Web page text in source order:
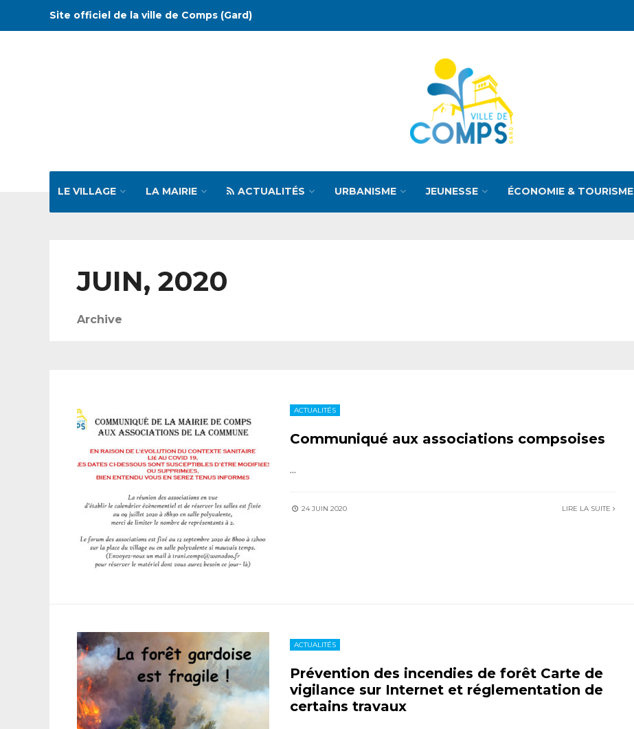
Site officiel de la ville de Comps (Gard)
LE VILLAGE LA MAIRIE ACTUALITÉS URBANISME JEUNESSE ÉCONOMIE & TOURISME
JUIN, 2020
Archive
ACTUALITÉS
Communiqué aux associations compsoises
...
24 JUIN 2020 LIRE LA SUITE
ACTUALITÉS
Prévention des incendies de forêt Carte de
vigilance sur Internet et réglementation de
certains travaux